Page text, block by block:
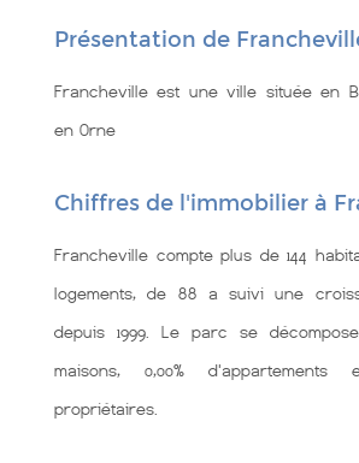
Présentation de
Francheville est une ville située en
en Orne
Chiffres de l'immobilier à
Francheville compte plus de 144
logements, de 88 a suivi une
depuis 1999. Le parc se
maisons, 0,00%
propriétaires.